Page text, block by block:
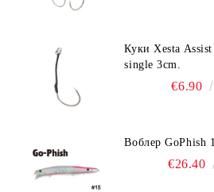
Куки Xesta
single 3cm.
€6.90
Воблер GoPhish
€26.40